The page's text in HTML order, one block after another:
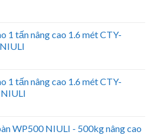
1 tấn nâng cao 1.6 mét CTY-
1 tấn nâng cao 1.6 mét CTY-
WP500 NIULI - 500kg nâng cao